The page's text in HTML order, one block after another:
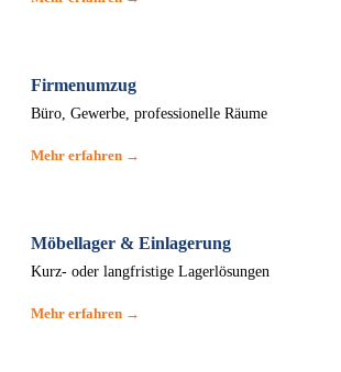
Firmenumzug
Büro, Gewerbe, professionelle Räume
Mehr erfahren →
Möbellager & Einlagerung
Kurz- oder langfristige Lagerlösungen
Mehr erfahren →